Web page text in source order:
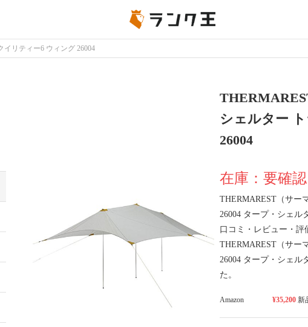
イリティー6 ウィング 26004
シェルター
26004
在庫：要確認
THERMAREST（サー
26004 タープ・シェル
口コミ・レビュー・評
THERMAREST（サー
26004 タープ・シェル
た。
Amazon ¥35,200新